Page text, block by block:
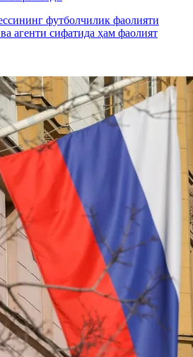
футболчилик фаолияти
агенти сифатида ҳам фаолият